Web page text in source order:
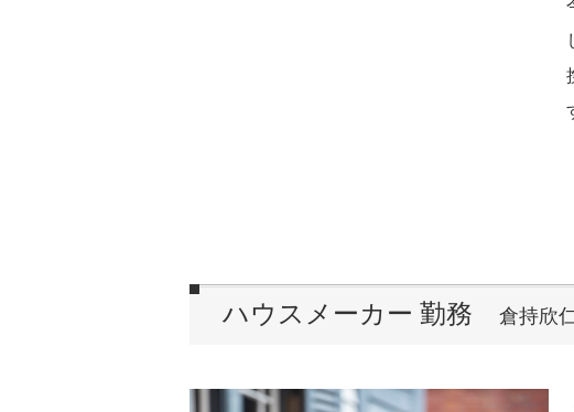
ハウスメーカー 勤務 倉持欣